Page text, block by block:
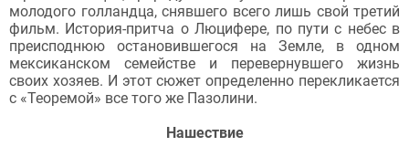
молодого голландца, снявшего всего лишь свой третий
фильм. История-притча о Люцифере, по пути с небес в
преисподнюю остановившегося на Земле, в одном
мексиканском семействе и перевернувшего жизнь
своих хозяев. И этот сюжет определенно перекликается
с «Теоремой» все того же Пазолини.
Нашествие